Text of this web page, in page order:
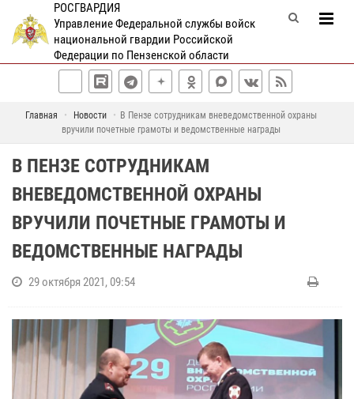
РОСГВАРДИЯ
Управление Федеральной службы войск
национальной гвардии Российской
Федерации по Пензенской области
Главная Новости
В Пензе сотрудникам вневедомственной охраны
вручили почетные грамоты и ведомственные награды
В ПЕНЗЕ СОТРУДНИКАМ
ВНЕВЕДОМСТВЕННОЙ ОХРАНЫ
ВРУЧИЛИ ПОЧЕТНЫЕ ГРАМОТЫ И
ВЕДОМСТВЕННЫЕ НАГРАДЫ
29 октября 2021, 09:54